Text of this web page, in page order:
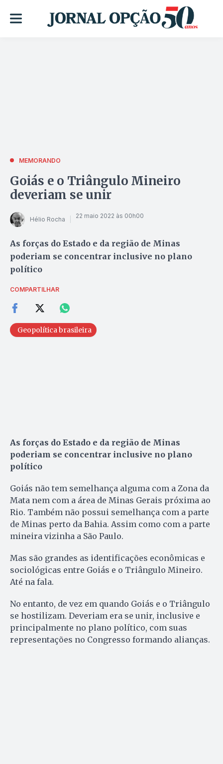
MEMORANDO
Goiás e o Triângulo Mineiro
deveriam se unir
Hélio Rocha 22 maio 2022 às 00h00
As forças do Estado e da região de Minas
poderiam se concentrar inclusive no plano
político
COMPARTILHAR
Geopolítica brasileira
As forças do Estado e da região de Minas
poderiam se concentrar inclusive no plano
político
Goiás não tem semelhança alguma com a Zona da
Mata nem com a área de Minas Gerais próxima ao
Rio. Também não possui semelhança com a parte
de Minas perto da Bahia. Assim como com a parte
mineira vizinha a São Paulo.
Mas são grandes as identificações econômicas e
sociológicas entre Goiás e o Triângulo Mineiro.
Até na fala.
No entanto, de vez em quando Goiás e o Triângulo
se hostilizam. Deveriam era se unir, inclusive e
principalmente no plano político, com suas
representações no Congresso formando alianças.